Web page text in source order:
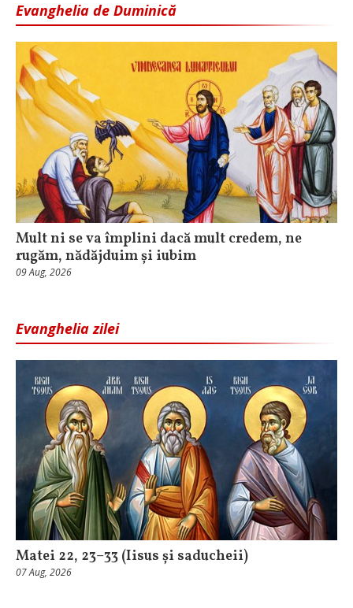
Evanghelia de Duminică
Mult ni se va împlini dacă mult credem, ne
rugăm, nădăjduim și iubim
09 Aug, 2026
Evanghelia zilei
Matei 22, 23–33 (Iisus și saducheii)
07 Aug, 2026